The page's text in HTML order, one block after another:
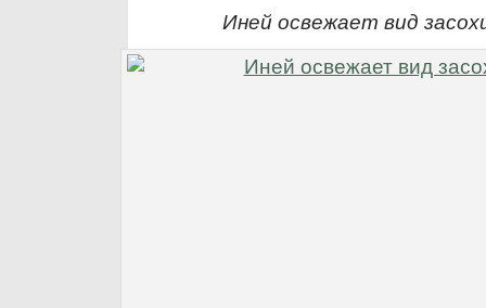
Иней освежает вид